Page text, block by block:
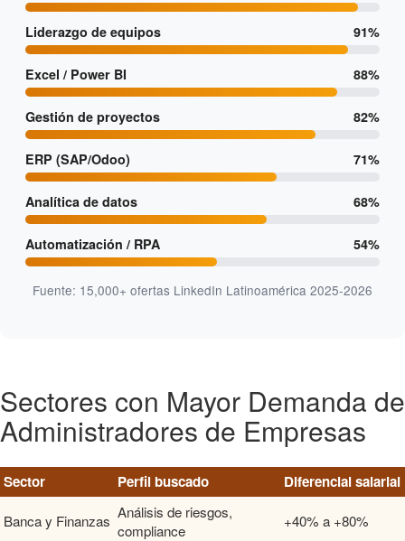
Liderazgo de equipos 91%
Excel / Power BI 88%
Gestión de proyectos 82%
ERP (SAP/Odoo) 71%
Analítica de datos 68%
Automatización / RPA 54%
Fuente: 15,000+ ofertas LinkedIn Latinoamérica 2025-2026
Sectores con Mayor Demanda de
Administradores de Empresas
Sector Perfil buscado Diferencial salarial
Banca y Finanzas Análisis de riesgos,
compliance
+40% a +80%